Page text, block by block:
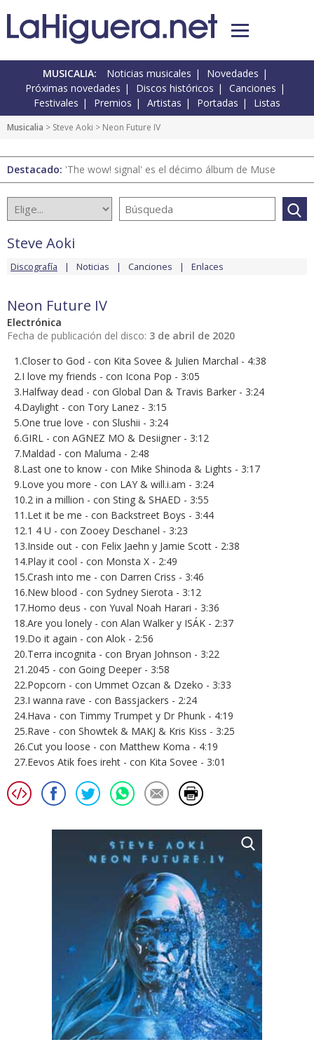
MUSICALIA: Noticias musicales
Novedades
Próximas novedades
Discos históricos
Canciones
Festivales
Premios Artistas Portadas Listas
Musicalia > Steve Aoki > Neon Future IV
Destacado: 'The wow! signal' es el décimo álbum de Muse
Steve Aoki
Discografía Noticias Canciones Enlaces
Neon Future IV
Electrónica
Fecha de publicación del disco: 3 de abril de 2020
1.Closer to God - con Kita Sovee & Julien Marchal - 4:38
2.I love my friends - con Icona Pop - 3:05
3.Halfway dead - con Global Dan & Travis Barker - 3:24
4.Daylight - con Tory Lanez - 3:15
5.One true love - con Slushii - 3:24
6.GIRL - con AGNEZ MO & Desiigner - 3:12
7.Maldad - con Maluma - 2:48
8.Last one to know - con Mike Shinoda & Lights - 3:17
9.Love you more - con LAY & will.i.am - 3:24
10.2 in a million - con Sting & SHAED - 3:55
11.Let it be me - con Backstreet Boys - 3:44
12.1 4 U - con Zooey Deschanel - 3:23
13.Inside out - con Felix Jaehn y Jamie Scott - 2:38
14.Play it cool - con Monsta X - 2:49
15.Crash into me - con Darren Criss - 3:46
16.New blood - con Sydney Sierota - 3:12
17.Homo deus - con Yuval Noah Harari - 3:36
18.Are you lonely - con Alan Walker y ISÁK - 2:37
19.Do it again - con Alok - 2:56
20.Terra incognita - con Bryan Johnson - 3:22
21.2045 - con Going Deeper - 3:58
22.Popcorn - con Ummet Ozcan & Dzeko - 3:33
23.I wanna rave - con Bassjackers - 2:24
24.Hava - con Timmy Trumpet y Dr Phunk - 4:19
25.Rave - con Showtek & MAKJ & Kris Kiss - 3:25
26.Cut you loose - con Matthew Koma - 4:19
27.Eevos Atik foes ireht - con Kita Sovee - 3:01